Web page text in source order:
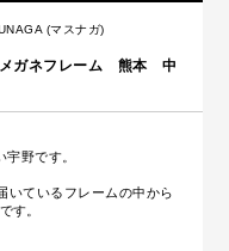
(マスナガ)
ガネフレーム 熊本 中
野です。
いているフレームの中から
す。